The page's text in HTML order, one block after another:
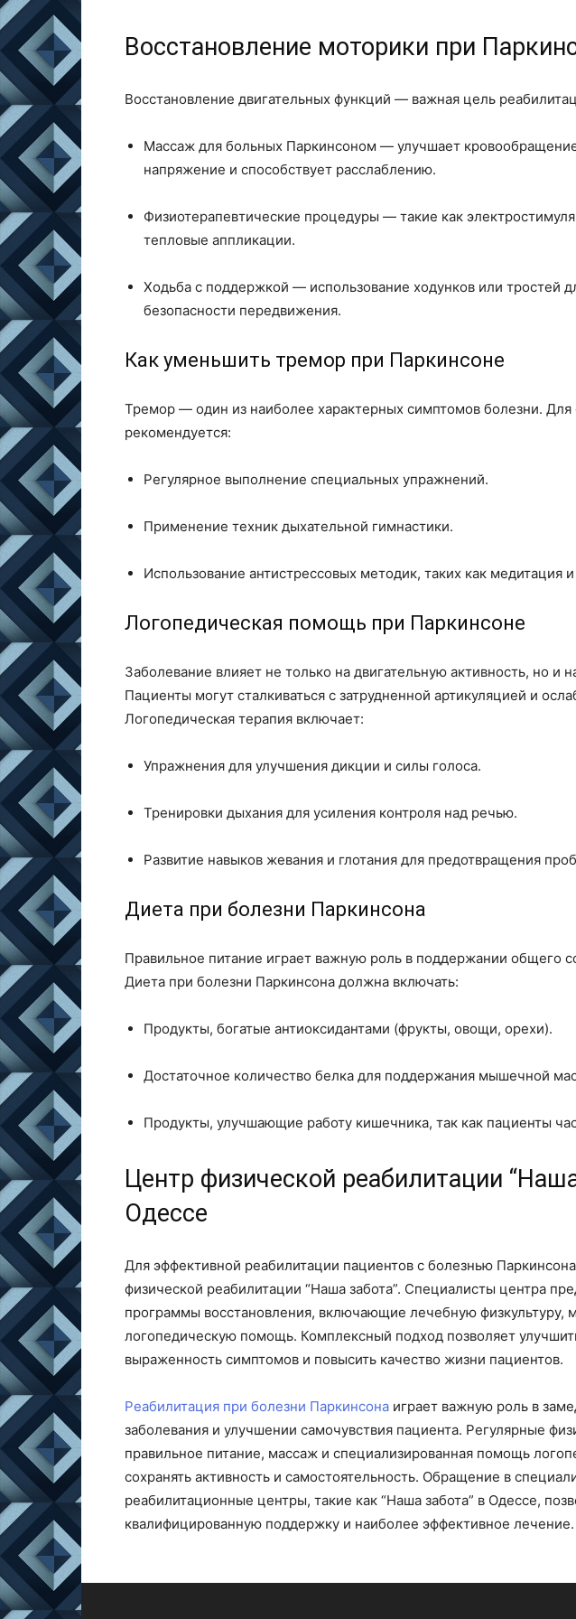
Восстановление моторики при
Восстановление двигательных функций — важная цель
Массаж для больных Паркинсоном — улучшает
напряжение и способствует расслаблению.
Физиотерапевтические процедуры — такие как
тепловые аппликации.
Ходьба с поддержкой — использование ходунков или тростей
безопасности передвижения.
Как уменьшить тремор при Паркинсоне
Тремор — один из наиболее характерных симптомов болезни.
рекомендуется:
Регулярное выполнение специальных упражнений.
Применение техник дыхательной гимнастики.
Использование антистрессовых методик, таких как медитация
Логопедическая помощь при Паркинсоне
Заболевание влияет не только на двигательную активность, но и
Пациенты могут сталкиваться с затрудненной артикуляцией и
Логопедическая терапия включает:
Упражнения для улучшения дикции и силы голоса.
Тренировки дыхания для усиления контроля над речью.
Развитие навыков жевания и глотания для предотвращения
Диета при болезни Паркинсона
Правильное питание играет важную роль в поддержании общего
Диета при болезни Паркинсона должна включать:
Продукты, богатые антиоксидантами (фрукты, овощи, орехи).
Достаточное количество белка для поддержания мышечной
Продукты, улучшающие работу кишечника, так как пациенты
Центр физической реабилитации
Одессе
Для эффективной реабилитации пациентов с болезнью
физической реабилитации “Наша забота”. Специалисты центра
программы восстановления, включающие лечебную физкультуру,
логопедическую помощь. Комплексный подход позволяет
выраженность симптомов и повысить качество жизни пациентов.
Реабилитация при болезни Паркинсона играет важную роль в
заболевания и улучшении самочувствия пациента. Регулярные
правильное питание, массаж и специализированная помощь
сохранять активность и самостоятельность. Обращение в
реабилитационные центры, такие как “Наша забота” в Одессе,
квалифицированную поддержку и наиболее эффективное лечение.